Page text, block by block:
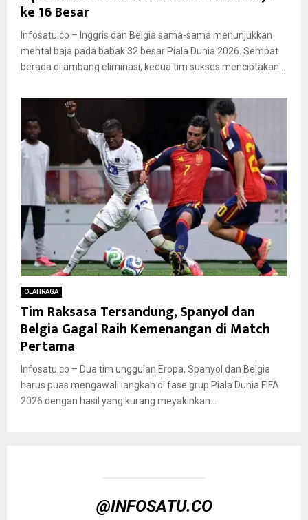
ke 16 Besar
Infosatu.co – Inggris dan Belgia sama-sama menunjukkan
mental baja pada babak 32 besar Piala Dunia 2026. Sempat
berada di ambang eliminasi, kedua tim sukses menciptakan...
OLAHRAGA
Tim Raksasa Tersandung, Spanyol dan
Belgia Gagal Raih Kemenangan di Match
Pertama
Infosatu.co – Dua tim unggulan Eropa, Spanyol dan Belgia
harus puas mengawali langkah di fase grup Piala Dunia FIFA
2026 dengan hasil yang kurang meyakinkan...
@INFOSATU.CO